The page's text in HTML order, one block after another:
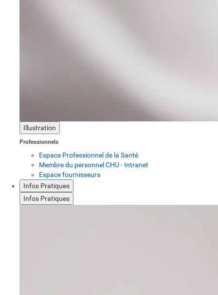
Illustration
Professionnels
Espace Professionnel de la Santé
Membre du personnel CHU - Intranet
Espace fournisseurs
Infos Pratiques
Infos Pratiques